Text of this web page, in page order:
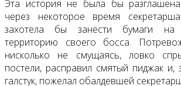
Эта история не была бы
через некоторое время
захотела бы занести бумаги на
территорию своего босса.
нисколько не смущаясь, ловко
постели, расправил смятый пиджак и,
галстук, пожелал обалдевшей